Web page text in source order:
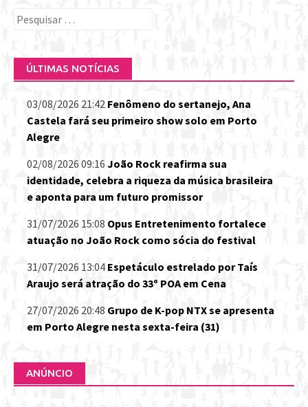
Pesquisar
ÚLTIMAS NOTÍCIAS
03/08/2026 21:42 Fenômeno do sertanejo, Ana
Castela fará seu primeiro show solo em Porto
Alegre
02/08/2026 09:16 João Rock reafirma sua
identidade, celebra a riqueza da música brasileira
e aponta para um futuro promissor
31/07/2026 15:08 Opus Entretenimento fortalece
atuação no João Rock como sócia do festival
31/07/2026 13:04 Espetáculo estrelado por Taís
Araujo será atração do 33º POA em Cena
27/07/2026 20:48 Grupo de K-pop NTX se apresenta
em Porto Alegre nesta sexta-feira (31)
ANÚNCIO